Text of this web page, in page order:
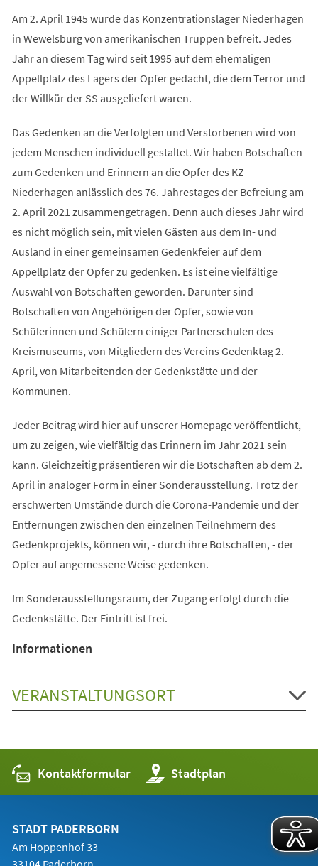
Am 2. April 1945 wurde das Konzentrationslager Niederhagen
in Wewelsburg von amerikanischen Truppen befreit. Jedes
Jahr an diesem Tag wird seit 1995 auf dem ehemaligen
Appellplatz des Lagers der Opfer gedacht, die dem Terror und
der Willkür der SS ausgeliefert waren.
Das Gedenken an die Verfolgten und Verstorbenen wird von
jedem Menschen individuell gestaltet. Wir haben Botschaften
zum Gedenken und Erinnern an die Opfer des KZ
Niederhagen anlässlich des 76. Jahrestages der Befreiung am
2. April 2021 zusammengetragen. Denn auch dieses Jahr wird
es nicht möglich sein, mit vielen Gästen aus dem In- und
Ausland in einer gemeinsamen Gedenkfeier auf dem
Appellplatz der Opfer zu gedenken. Es ist eine vielfältige
Auswahl von Botschaften geworden. Darunter sind
Botschaften von Angehörigen der Opfer, sowie von
Schülerinnen und Schülern einiger Partnerschulen des
Kreismuseums, von Mitgliedern des Vereins Gedenktag 2.
April, von Mitarbeitenden der Gedenkstätte und der
Kommunen.
Jeder Beitrag wird hier auf unserer Homepage veröffentlicht,
um zu zeigen, wie vielfältig das Erinnern im Jahr 2021 sein
kann. Gleichzeitig präsentieren wir die Botschaften ab dem 2.
April in analoger Form in einer Sonderausstellung. Trotz der
erschwerten Umstände durch die Corona-Pandemie und der
Entfernungen zwischen den einzelnen Teilnehmern des
Gedenkprojekts, können wir, - durch ihre Botschaften, - der
Opfer auf angemessene Weise gedenken.
Im Sonderausstellungsraum, der Zugang erfolgt durch die
Gedenkstätte. Der Eintritt ist frei.
Informationen
VERANSTALTUNGSORT
Kontaktformular Stadtplan
(Öffnet
in
einem
STADT PADERBORN
Am Hoppenhof 33